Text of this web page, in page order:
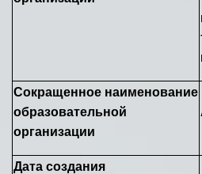
Сокращенное наименование
образовательной
организации
Дата создания